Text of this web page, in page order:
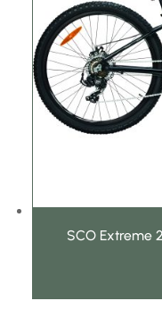
SCO Extreme